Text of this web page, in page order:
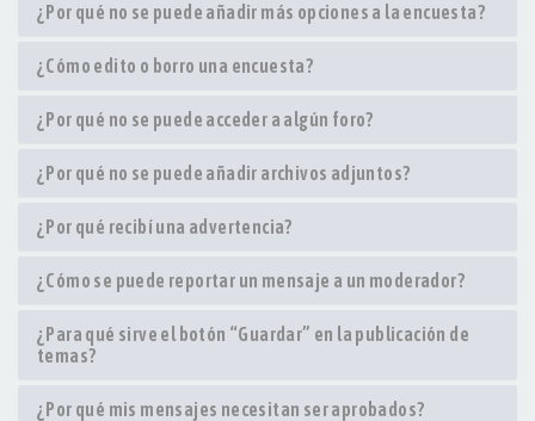
¿Por qué no se puede añadir más opciones a la encuesta?
¿Cómo edito o borro una encuesta?
¿Por qué no se puede acceder a algún foro?
¿Por qué no se puede añadir archivos adjuntos?
¿Por qué recibí una advertencia?
¿Cómo se puede reportar un mensaje a un moderador?
¿Para qué sirve el botón “Guardar” en la publicación de
temas?
¿Por qué mis mensajes necesitan ser aprobados?